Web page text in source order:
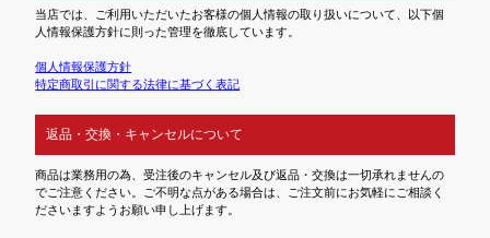
当店では、ご利用いただいたお客様の個人情報の取り扱いについて、以下個
人情報保護方針に則った管理を徹底しています。
個人情報保護方針
特定商取引に関する法律に基づく表記
返品・交換・キャンセルについて
商品は業務用の為、受注後のキャンセル及び返品・交換は一切承れませんの
でご注意ください。ご不明な点がある場合は、ご注文前にお気軽にご相談く
ださいますようお願い申し上げます。